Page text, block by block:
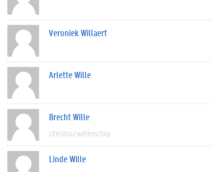
Veroniek Willaert
Arlette Wille
Brecht Wille
Literatuurwetenschap
Linde Wille